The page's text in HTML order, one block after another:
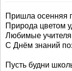
Пришла осенняя
Природа цветом
Любимые
С Днём знаний
Пусть будни